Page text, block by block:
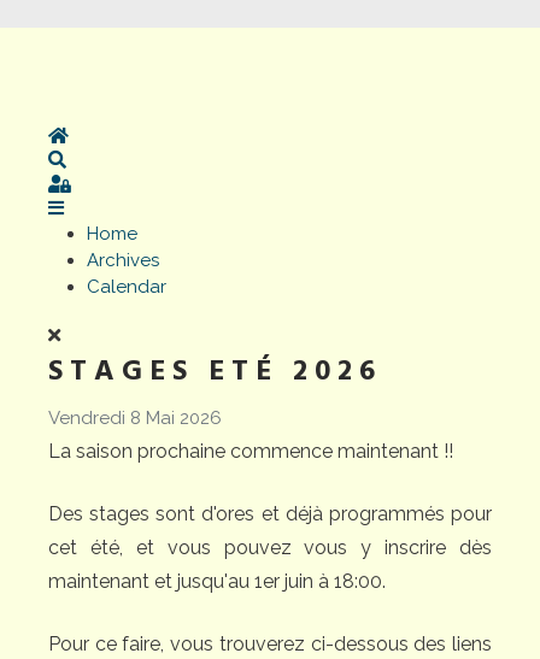
Home
Sign In
Home
Archives
Calendar
STAGES ETÉ 2026
Vendredi 8 Mai 2026
La saison prochaine commence maintenant !!
Des stages sont d'ores et déjà programmés pour
cet été, et vous pouvez vous y inscrire dès
maintenant et jusqu'au 1er juin à 18:00.
Pour ce faire, vous trouverez ci-dessous des liens